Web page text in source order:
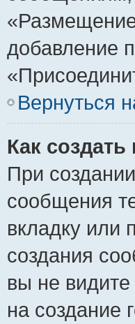
добавление
Вернуться
Как
При
сообщения
вкладку или
создания
вы не
на создание